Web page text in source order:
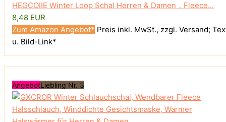
HEGCOIIE Winter Loop Schal Herren & Damen，Fleece...
8,48 EUR
Zum Amazon Angebot* Preis inkl. MwSt., zzgl. Versand;
u. Bild-Link*
AngebotLiebling Nr. 3